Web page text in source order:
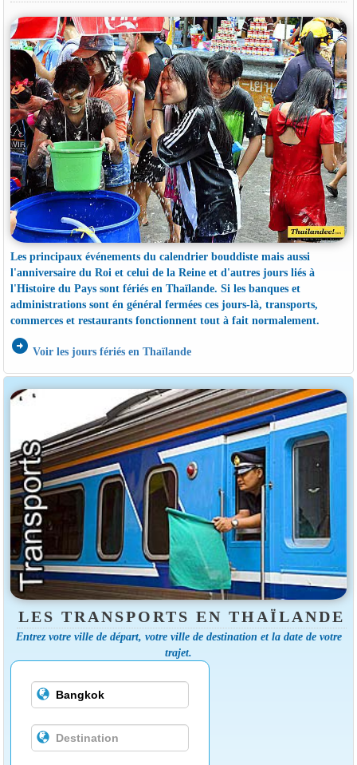
Les principaux événements du calendrier bouddiste mais aussi
l'anniversaire du Roi et celui de la Reine et d'autres jours liés à
l'Histoire du Pays sont fériés en Thaïlande. Si les banques et
administrations sont én général fermées ces jours-là, transports,
commerces et restaurants fonctionnent tout à fait normalement.
arrow_circle_right Voir les jours fériés en Thaïlande
LES TRANSPORTS EN THAÏLANDE
Entrez votre ville de départ, votre ville de destination et la date de votre
trajet.